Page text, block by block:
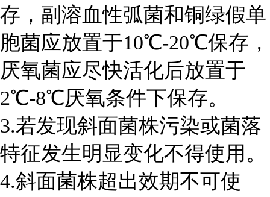
存，副溶血性弧菌和铜绿假单
胞菌应放置于10℃-20℃保存，
厌氧菌应尽快活化后放置于
2℃-8℃厌氧条件下保存。
3.若发现斜面菌株污染或菌落
特征发生明显变化不得使用。
4.斜面菌株超出效期不可使